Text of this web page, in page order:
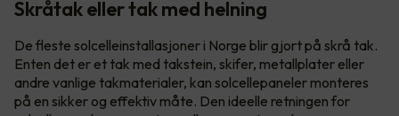
Skråtak eller tak med helning
De fleste solcelleinstallasjoner i Norge blir gjort på skrå tak.
Enten det er et tak med takstein, skifer, metallplater eller
andre vanlige takmaterialer, kan solcellepaneler monteres
på en sikker og effektiv måte. Den ideelle retningen for